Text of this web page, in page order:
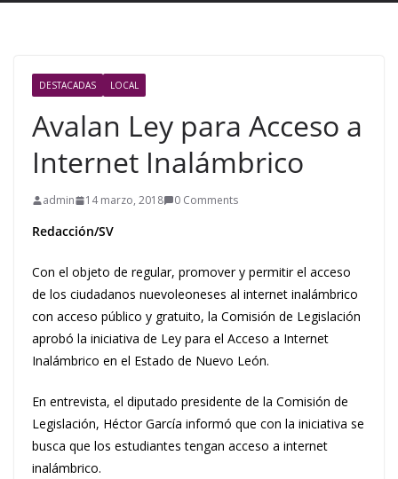
DESTACADAS LOCAL
Avalan Ley para Acceso a
Internet Inalámbrico
admin 14 marzo, 2018 0 Comments
Redacción/SV
Con el objeto de regular, promover y permitir el acceso
de los ciudadanos nuevoleoneses al internet inalámbrico
con acceso público y gratuito, la Comisión de Legislación
aprobó la iniciativa de Ley para el Acceso a Internet
Inalámbrico en el Estado de Nuevo León.
En entrevista, el diputado presidente de la Comisión de
Legislación, Héctor García informó que con la iniciativa se
busca que los estudiantes tengan acceso a internet
inalámbrico.